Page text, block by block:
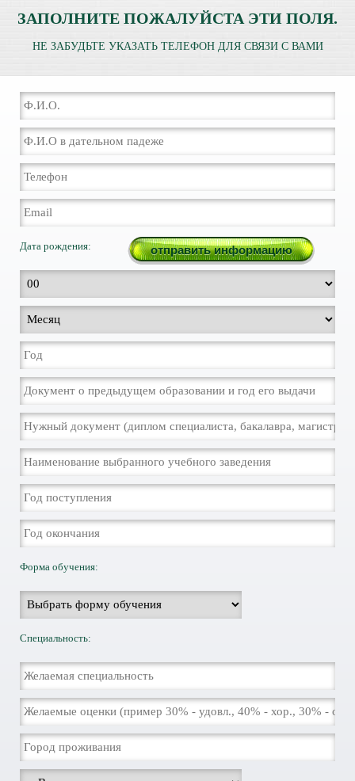
ЗАПОЛНИТЕ ПОЖАЛУЙСТА ЭТИ ПОЛЯ.
НЕ ЗАБУДЬТЕ УКАЗАТЬ ТЕЛЕФОН ДЛЯ СВЯЗИ С ВАМИ
Дата рождения:
Форма обучения:
Специальность: